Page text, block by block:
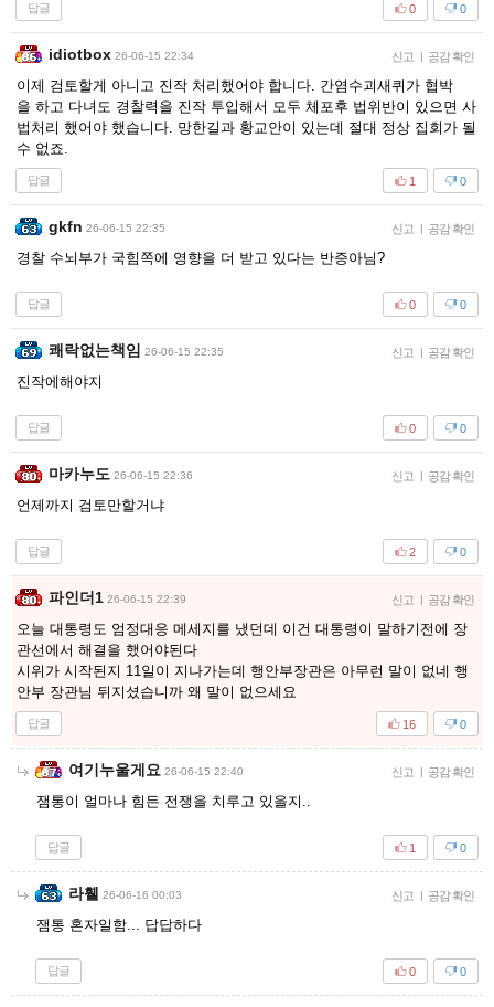
답글 0
0
idiotbox 26-06-15 22:34 신고 공감 확인
이제 검토할게 아니고 진작 처리했어야 합니다. 간염수괴새퀴가 협박
을 하고 다녀도 경찰력을 진작 투입해서 모두 체포후 법위반이 있으면 사
법처리 했어야 했습니다. 망한길과 황교안이 있는데 절대 정상 집회가 될
수 없죠.
답글 0
1
gkfn 26-06-15 22:35 신고 공감 확인
경찰 수뇌부가 국힘쪽에 영향을 더 받고 있다는 반증아님?
답글 0
0
쾌락없는책임 26-06-15 22:35 신고 공감 확인
진작에해야지
답글 0
0
마카누도 26-06-15 22:36 신고 공감 확인
언제까지 검토만할거냐
답글 0
2
파인더1 26-06-15 22:39 신고 공감 확인
오늘 대통령도 엄정대응 메세지를 냈던데 이건 대통령이 말하기전에 장
관선에서 해결을 했어야된다
시위가 시작된지 11일이 지나가는데 행안부장관은 아무런 말이 없네 행
안부 장관님 뒤지셨습니까 왜 말이 없으세요
답글 0
16
여기누울게요 26-06-15 22:40 신고 공감 확인
잼통이 얼마나 힘든 전쟁을 치루고 있을지..
답글 0
1
라휄 26-06-16 00:03 신고 공감 확인
잼통 혼자일함... 답답하다
답글 0
0